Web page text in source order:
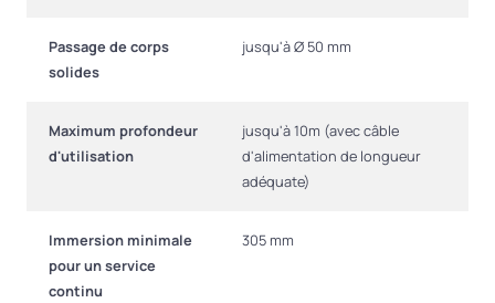
Passage de corps
solides
jusqu'à Ø 50 mm
Maximum profondeur
d'utilisation
jusqu'à 10m (avec câble
d'alimentation de longueur
adéquate)
Immersion minimale
pour un service
continu
305 mm